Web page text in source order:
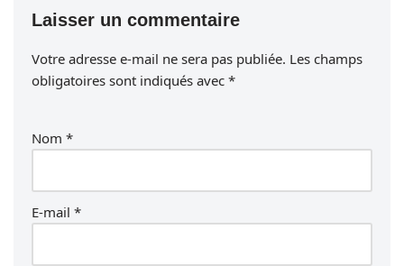
Laisser un commentaire
Votre adresse e-mail ne sera pas publiée. Les champs
obligatoires sont indiqués avec *
Nom *
E-mail *